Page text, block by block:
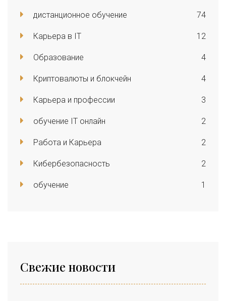
дистанционное обучение 74
Карьера в IT 12
Образование 4
Криптовалюты и блокчейн 4
Карьера и профессии 3
обучение IT онлайн 2
Работа и Карьера 2
Кибербезопасность 2
обучение 1
Свежие новости